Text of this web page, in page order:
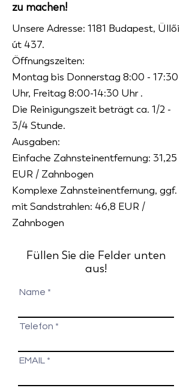
zu machen!
Unsere Adresse: 1181 Budapest, Üllői
út 437.
Öffnungszeiten:
Montag bis Donnerstag 8:00 - 17:30
Uhr, Freitag 8:00-14:30 Uhr .
Die Reinigungszeit beträgt ca. 1/2 -
3/4 Stunde.
Ausgaben:
Einfache Zahnsteinentfernung: 31,25
EUR / Zahnbogen
Komplexe Zahnsteinentfernung, ggf.
mit Sandstrahlen: 46,8 EUR /
Zahnbogen
Füllen Sie die Felder unten
aus!
Name
Telefon
EMAIL